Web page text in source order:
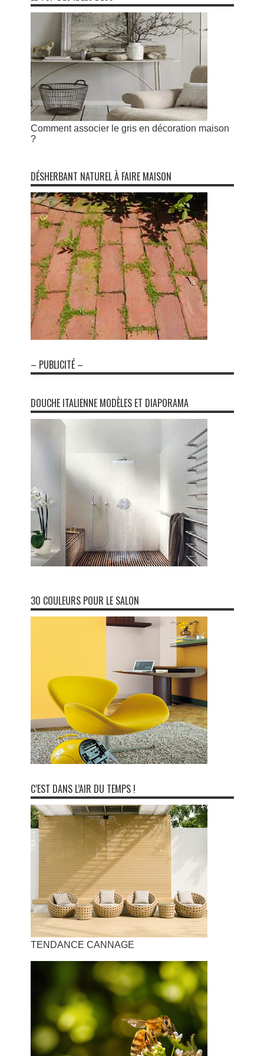
Comment associer le gris en décoration maison
?
DÉSHERBANT NATUREL À FAIRE MAISON
– PUBLICITÉ –
DOUCHE ITALIENNE MODÈLES ET DIAPORAMA
30 COULEURS POUR LE SALON
C’EST DANS L’AIR DU TEMPS !
TENDANCE CANNAGE